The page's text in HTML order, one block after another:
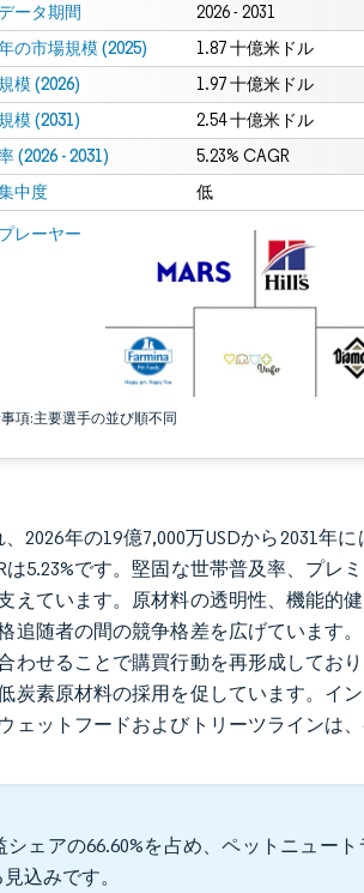
ータ期間 2026 - 2031
の市場規模 (2025) 1.87 十億米ドル
模 (2026) 1.97 十億米ドル
模 (2031) 2.54 十億米ドル
(2026 - 2031) 5.23% CAGR
中度 低
レーヤー
項:主要選手の並び順不同
Mordor Intelligence。再利用にはCC BY 4.0の表示が必要
が必要です。
2026年の19億7,000万USDから2031年に
5.23%です。堅固な世帯普及率、プレ
ています。原材料の透明性、機能的
追随者の間の競争格差を広げています
わせることで購買行動を再形成してお
炭素原材料の採用を促しています。イ
ェットフードおよびトリーツラインは
ェアの66.60%を占め、ペットニュート
込みです。